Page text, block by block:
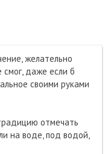
желательно
смог, даже если б
своими руками
отмечать
на воде, под водой,